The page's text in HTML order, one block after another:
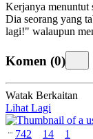
Kerjanya menuntut
Dia seorang yang
lagi!" walaupun
Komen (0)
Watak Berkaitan
Lihat Lagi
742 14 1